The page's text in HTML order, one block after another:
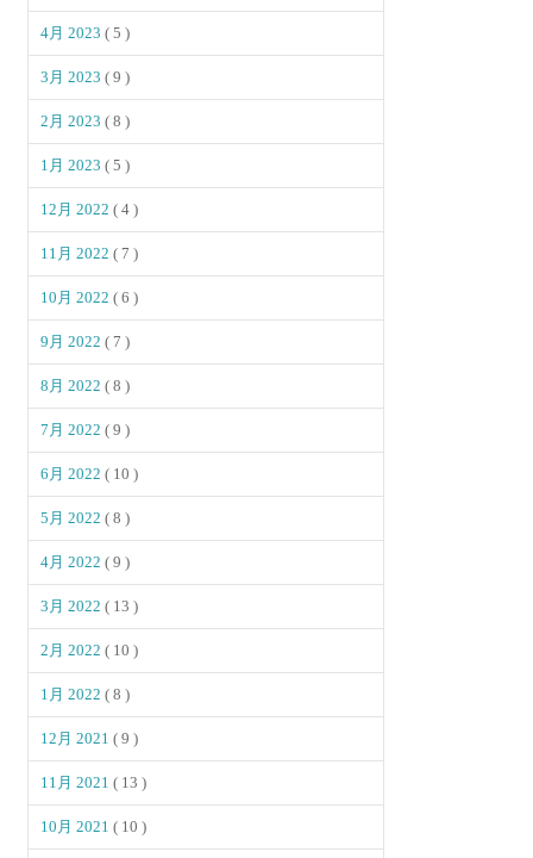
4月 2023( 5 )
3月 2023( 9 )
2月 2023( 8 )
1月 2023( 5 )
12月 2022( 4 )
11月 2022( 7 )
10月 2022( 6 )
9月 2022( 7 )
8月 2022( 8 )
7月 2022( 9 )
6月 2022( 10 )
5月 2022( 8 )
4月 2022( 9 )
3月 2022( 13 )
2月 2022( 10 )
1月 2022( 8 )
12月 2021( 9 )
11月 2021( 13 )
10月 2021( 10 )